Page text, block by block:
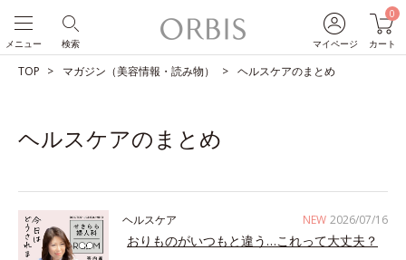
マイページ
0
カート
検索
メニュー
TOP マガジン（美容情報・読み物） ヘルスケアのまとめ
ヘルスケアのまとめ
NEW 2026/07/16
ヘルスケア
おりものがいつもと違う…これって大丈夫？